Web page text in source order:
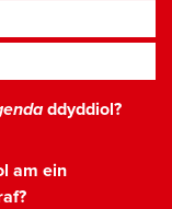
ddyddiol?
am ein